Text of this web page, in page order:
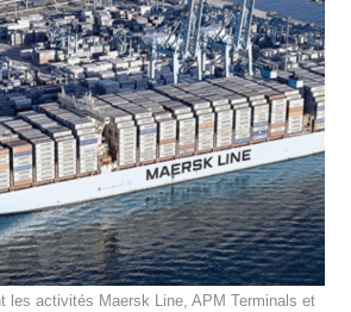
les activités Maersk Line, APM Terminals et